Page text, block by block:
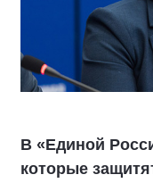
В «Единой
которые